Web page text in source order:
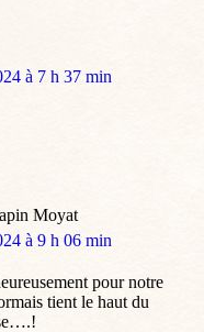
à 7 h 37 min
Moyat
à 9 h 06 min
pour notre
tient le haut du